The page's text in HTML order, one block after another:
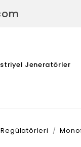
Jeneratörler